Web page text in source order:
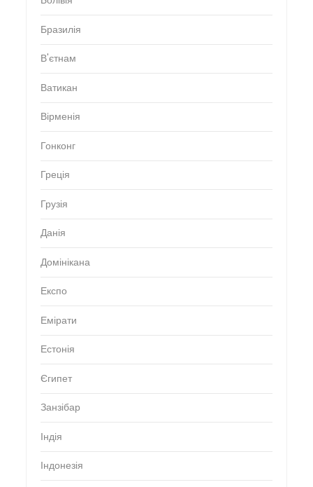
Бразилія
В'єтнам
Ватикан
Вірменія
Гонконг
Греція
Грузія
Данія
Домінікана
Експо
Емірати
Естонія
Єгипет
Занзібар
Індія
Індонезія